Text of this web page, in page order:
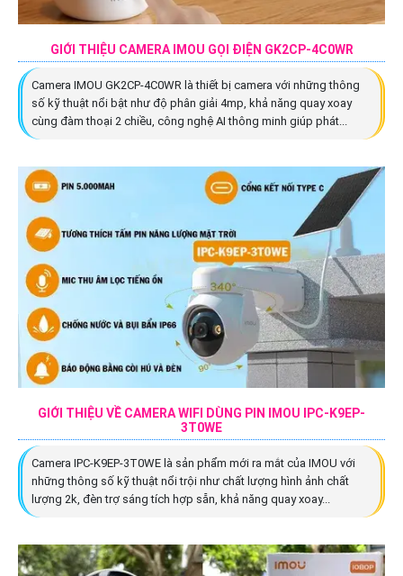
GIỚI THIỆU CAMERA IMOU GỌI ĐIỆN GK2CP-4C0WR
Camera IMOU GK2CP-4C0WR là thiết bị camera với những thông
số kỹ thuật nổi bật như độ phân giải 4mp, khả năng quay xoay
cùng đàm thoại 2 chiều, công nghệ AI thông minh giúp phát...
GIỚI THIỆU VỀ CAMERA WIFI DÙNG PIN IMOU IPC-K9EP-
3T0WE
Camera IPC-K9EP-3T0WE là sản phẩm mới ra mắt của IMOU với
những thông số kỹ thuật nổi trội như chất lượng hình ảnh chất
lượng 2k, đèn trợ sáng tích hợp sẵn, khả năng quay xoay...